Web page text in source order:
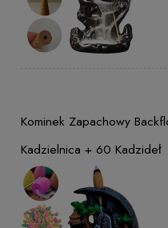
Kominek Zapachowy
Kadzielnica + 60 Kadzideł